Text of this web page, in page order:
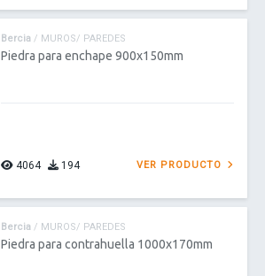
Bercia / MUROS/ PAREDES
Piedra para enchape 900x150mm
4064 194 VER PRODUCTO
Bercia / MUROS/ PAREDES
Piedra para contrahuella 1000x170mm